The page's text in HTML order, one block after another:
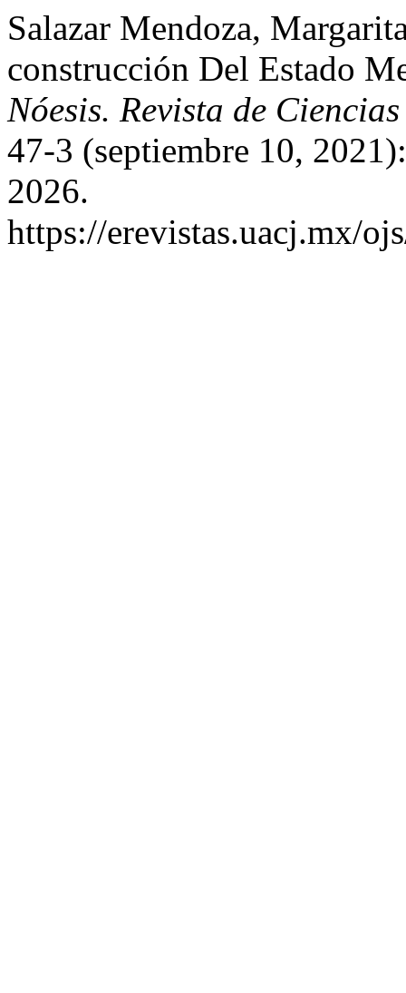
Salazar Mendoza,
construcción Del Estado
Nóesis. Revista de
47-3 (septiembre 10,
2026.
https://erevistas.uacj.mx/